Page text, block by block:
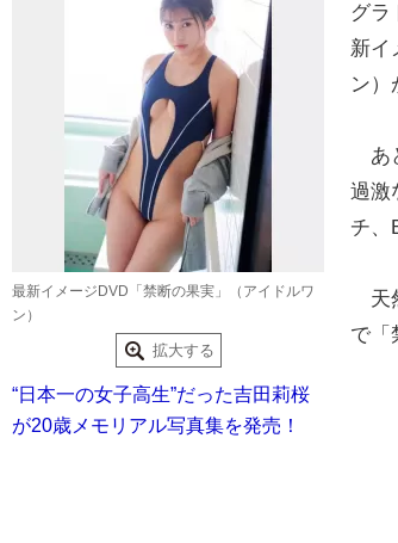
最新イメージDVD「禁断の果実」（アイドルワ
ン）
拡大する
“日本一の女子高生”だった吉田莉桜
が20歳メモリアル写真集を発売！
グラ
新イ
ン）
あ
過激
チ、
天
で「